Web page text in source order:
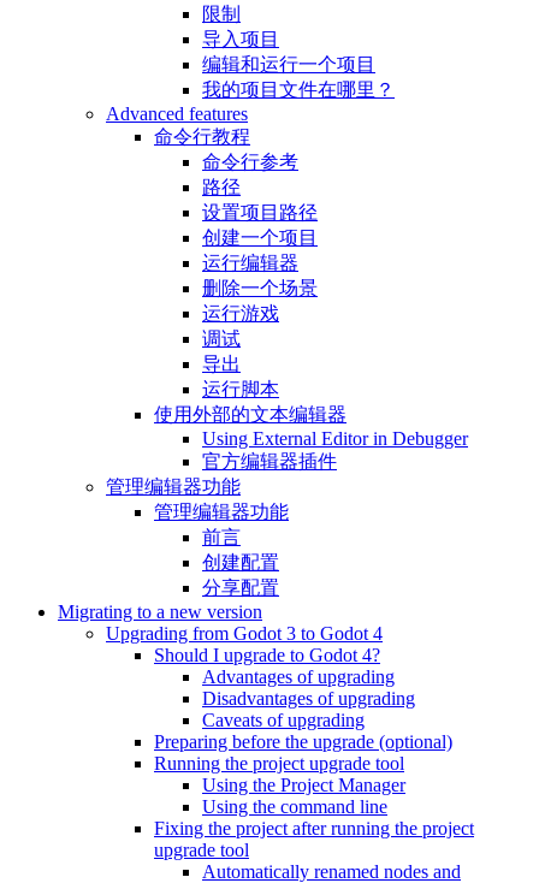
限制
导入项目
编辑和运行一个项目
我的项目文件在哪里？
Advanced features
命令行教程
命令行参考
路径
设置项目路径
创建一个项目
运行编辑器
删除一个场景
运行游戏
调试
导出
运行脚本
使用外部的文本编辑器
Using External Editor in Debugger
官方编辑器插件
管理编辑器功能
管理编辑器功能
前言
创建配置
分享配置
Migrating to a new version
Upgrading from Godot 3 to Godot 4
Should I upgrade to Godot 4?
Advantages of upgrading
Disadvantages of upgrading
Caveats of upgrading
Preparing before the upgrade (optional)
Running the project upgrade tool
Using the Project Manager
Using the command line
Fixing the project after running the project
upgrade tool
Automatically renamed nodes and